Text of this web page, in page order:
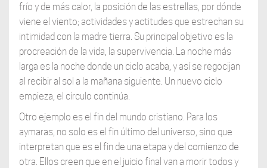
frío y de más calor, la posición de las estrellas, por dónde
viene el viento; actividades y actitudes que estrechan su
intimidad con la madre tierra. Su principal objetivo es la
procreación de la vida, la supervivencia. La noche más
larga es la noche donde un ciclo acaba, y así se regocijan
al recibir al sol a la mañana siguiente. Un nuevo ciclo
empieza, el círculo continúa.
Otro ejemplo es el fin del mundo cristiano. Para los
aymaras, no solo es el fin último del universo, sino que
interpretan que es el fin de una etapa y del comienzo de
otra. Ellos creen que en el juicio final van a morir todos y